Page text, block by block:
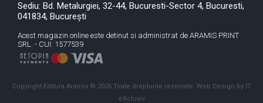
Sediu: Bd. Metalurgiei, 32-44, Bucuresti-Sector 4, Bucuresti,
041834, București
Acest magazin online este detinut si administrat de ARAMIS PRINT
SRL. - CUI: 1577539
Copyright Editura Aramis © 2026 Toate drepturile rezervate. Web Design by IT
eXclusiv